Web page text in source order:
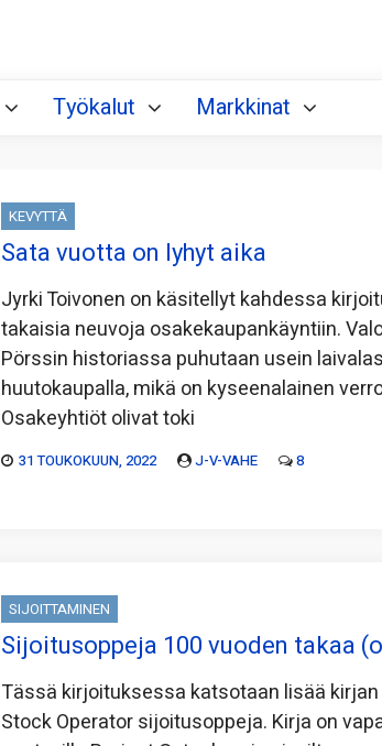
Työkalut Markkinat
KEVYTTÄ
Sata vuotta on lyhyt aika
Jyrki Toivonen on käsitellyt kahdessa
takaisia neuvoja osakekaupankäyntiin.
Pörssin historiassa puhutaan usein
huutokaupalla, mikä on kyseenalainen
Osakeyhtiöt olivat toki
31 TOUKOKUUN, 2022 J-V-VAHE 8
SIJOITTAMINEN
Sijoitusoppeja 100 vuoden takaa
Tässä kirjoituksessa katsotaan lisää
Stock Operator sijoitusoppeja. Kirja on